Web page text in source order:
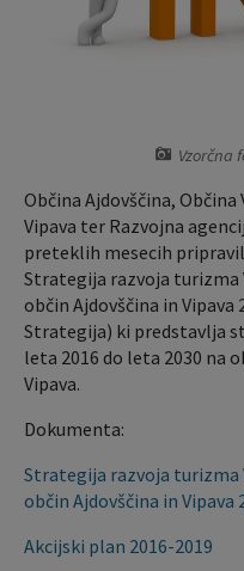
Vzorčna
Občina Ajdovščina,
Vipava ter Razvojna
preteklih mesecih
Strategija razvoja turizma
občin Ajdovščina in Vipava
Strategija) ki predstavlja
leta 2016 do leta 2030 na
Vipava.
Dokumenta:
Strategija razvoja turizma
občin Ajdovščina in Vipava
Akcijski plan 2016-2019
Krajevne skupnosti
Varstvo osebnih podatkov
Temeljni akti občine
Strateški dokumenti
Katalog informacij javnega
Predpisi in odloki
Proračun občine
Lokalne volitve
Načrt ravnanja s stvarnim